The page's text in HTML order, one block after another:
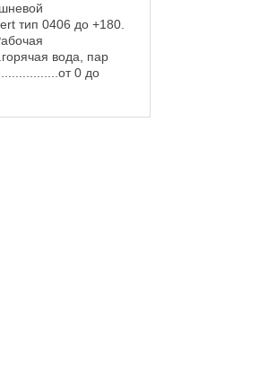
тип 0406 до +180.
вода, пар
0 до